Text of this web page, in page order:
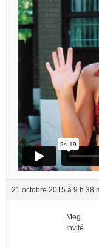
21 octobre 2015 à 9 h 38
Meg
Invité